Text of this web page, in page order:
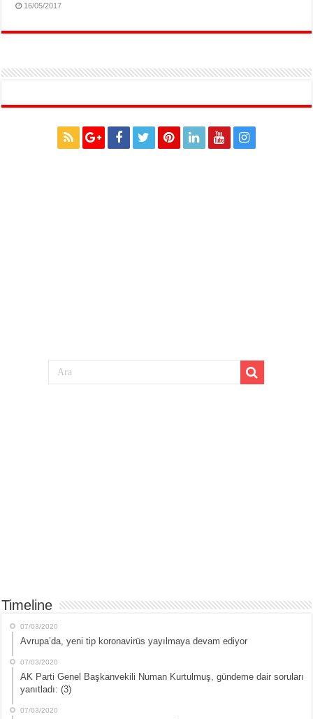
16/05/2017
Timeline
07/03/2020
Avrupa’da, yeni tip koronavirüs yayılmaya devam ediyor
07/03/2020
AK Parti Genel Başkanvekili Numan Kurtulmuş, gündeme dair soruları
yanıtladı: (3)
07/03/2020